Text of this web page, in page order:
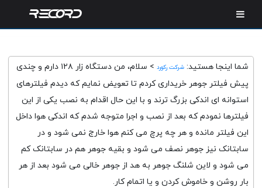
شما اینجا هستید: شرکت رکورد >
سلام، من دستگاه زار ۱۲۸ دارم و چندی
پیش فیلتر جوهر خریداری کردم تا تعویض نمایم که دیدم فیلترهای
استوانه ای اندکی بزرگ ترند و با این حال اقدام به نصب یکی از این
فیلترها نمودم که بعد از نصب و اجرا متوجه شدم که اندکی هوا داخل
این فیلتر مانده و هر چه پرچ می کنم هوا خارج نمی شود و در
سابتانک نیز جوهر نصف می شود و بقیه جوهر هم در سابتانک کم
می شود و لاین شلنگ جوهر به هد از جوهر خالی می شود بعد از هر
بار روشن و خاموش کردن و یا اتمام کار.